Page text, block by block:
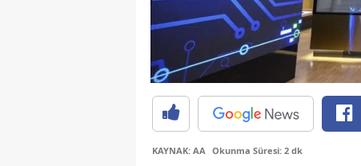
KAYNAK: AA Okunma Süresi: 2 dk